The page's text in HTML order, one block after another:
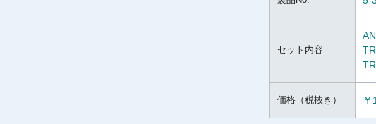
セット内容
価格（税抜き）